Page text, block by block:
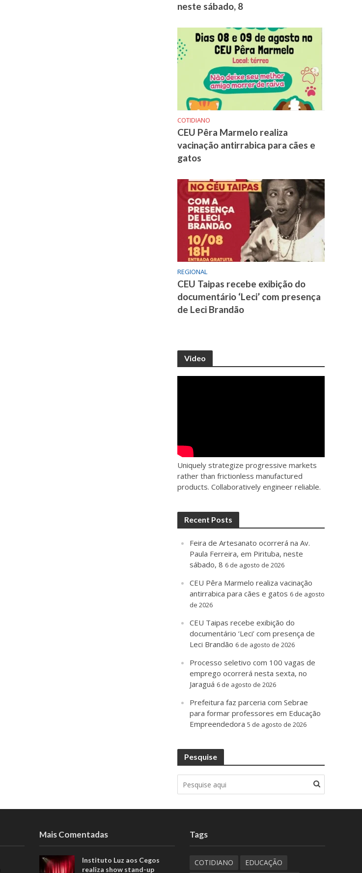
neste sábado, 8
COTIDIANO
CEU Pêra Marmelo realiza
vacinação antirrabica para cães e
gatos
REGIONAL
CEU Taipas recebe exibição do
documentário ‘Leci’ com presença
de Leci Brandão
Video
Uniquely strategize progressive markets
rather than frictionless manufactured
products. Collaboratively engineer reliable.
Recent Posts
Feira de Artesanato ocorrerá na Av.
Paula Ferreira, em Pirituba, neste
sábado, 8 6 de agosto de 2026
CEU Pêra Marmelo realiza vacinação
antirrabica para cães e gatos 6 de agosto
de 2026
CEU Taipas recebe exibição do
documentário ‘Leci’ com presença de
Leci Brandão 6 de agosto de 2026
Processo seletivo com 100 vagas de
emprego ocorrerá nesta sexta, no
Jaraguá 6 de agosto de 2026
Prefeitura faz parceria com Sebrae
para formar professores em Educação
Empreendedora 5 de agosto de 2026
Pesquise
Mais Comentadas
Instituto Luz aos Cegos
realiza show stand-up
Tags
COTIDIANO EDUCAÇÃO